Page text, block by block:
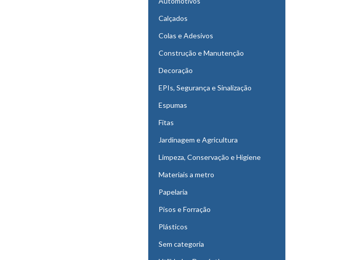
Calçados
Colas e Adesivos
Construção e Manutenção
Decoração
EPIs, Segurança e Sinalização
Espumas
Fitas
Jardinagem e Agricultura
Limpeza, Conservação e Higiene
Materiais a metro
Papelaria
Pisos e Forração
Plásticos
Sem categoria